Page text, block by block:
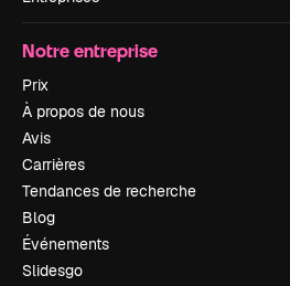
Notre entreprise
Prix
À propos de nous
Avis
Carrières
Tendances de recherche
Blog
Événements
Slidesgo